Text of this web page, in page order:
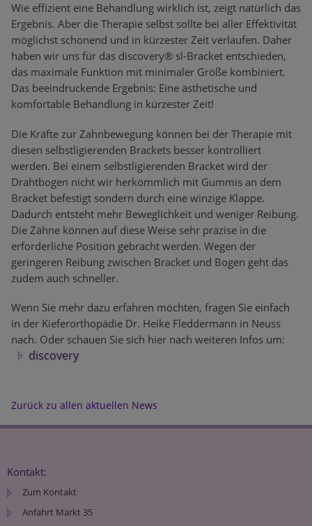
Wie effizient eine Behandlung wirklich ist, zeigt natürlich das
Ergebnis. Aber die Therapie selbst sollte bei aller Effektivität
möglichst schonend und in kürzester Zeit verlaufen. Daher
haben wir uns für das discovery® sl-Bracket entschieden,
das maximale Funktion mit minimaler Größe kombiniert.
Das beeindruckende Ergebnis: Eine ästhetische und
komfortable Behandlung in kürzester Zeit!
Die Kräfte zur Zahnbewegung können bei der Therapie mit
diesen selbstligierenden Brackets besser kontrolliert
werden. Bei einem selbstligierenden Bracket wird der
Drahtbogen nicht wir herkömmlich mit Gummis an dem
Bracket befestigt sondern durch eine winzige Klappe.
Dadurch entsteht mehr Beweglichkeit und weniger Reibung.
Die Zähne können auf diese Weise sehr präzise in die
erforderliche Position gebracht werden. Wegen der
geringeren Reibung zwischen Bracket und Bogen geht das
zudem auch schneller.
Wenn Sie mehr dazu erfahren möchten, fragen Sie einfach
in der Kieferorthopädie Dr. Heike Fleddermann in Neuss
nach. Oder schauen Sie sich hier nach weiteren Infos um:
discovery
Zurück zu allen aktuellen News
Kontakt:
Zum Kontakt
Anfahrt Markt 35